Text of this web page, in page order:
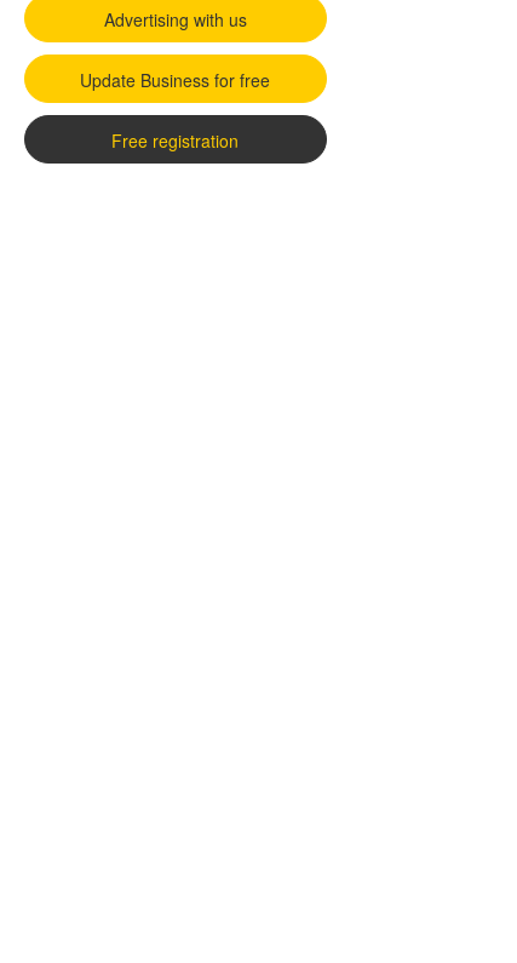
Advertising with us
Update Business for free
Free registration